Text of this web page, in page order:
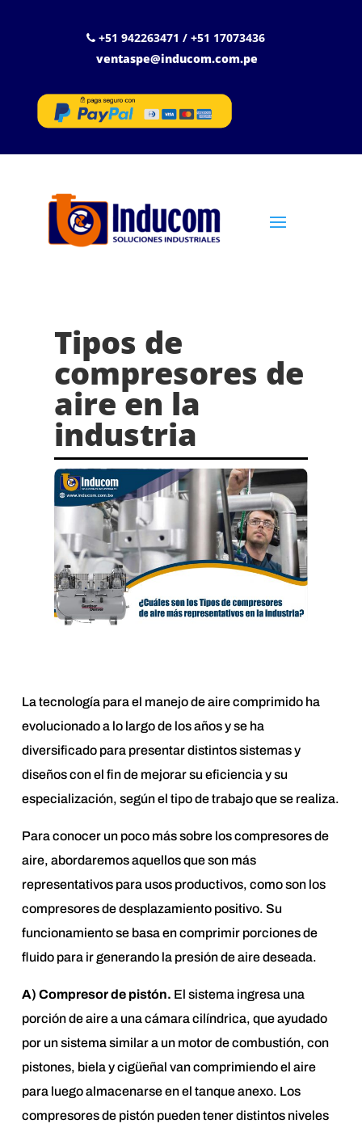
+51 942263471 / +51 17073436
ventaspe@inducom.com.pe
Tipos de
compresores de
aire en la
industria
La tecnología para el manejo de aire comprimido ha
evolucionado a lo largo de los años y se ha
diversificado para presentar distintos sistemas y
diseños con el fin de mejorar su eficiencia y su
especialización, según el tipo de trabajo que se realiza.
Para conocer un poco más sobre los compresores de
aire, abordaremos aquellos que son más
representativos para usos productivos, como son los
compresores de desplazamiento positivo. Su
funcionamiento se basa en comprimir porciones de
fluido para ir generando la presión de aire deseada.
A) Compresor de pistón. El sistema ingresa una
porción de aire a una cámara cilíndrica, que ayudado
por un sistema similar a un motor de combustión, con
pistones, biela y cigüeñal van comprimiendo el aire
para luego almacenarse en el tanque anexo. Los
compresores de pistón pueden tener distintos niveles